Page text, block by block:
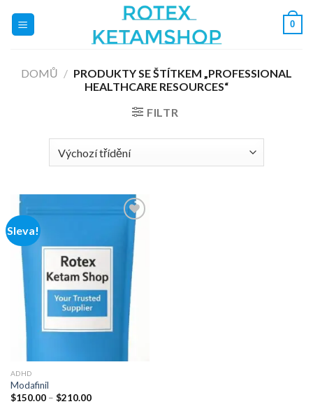
0
DOMŮ / PRODUKTY SE ŠTÍTKEM „PROFESSIONAL
HEALTHCARE RESOURCES“
FILTR
Sleva!
Add to
wishlist
ADHD
Modafinil
$150.00 – $210.00Rozpětí